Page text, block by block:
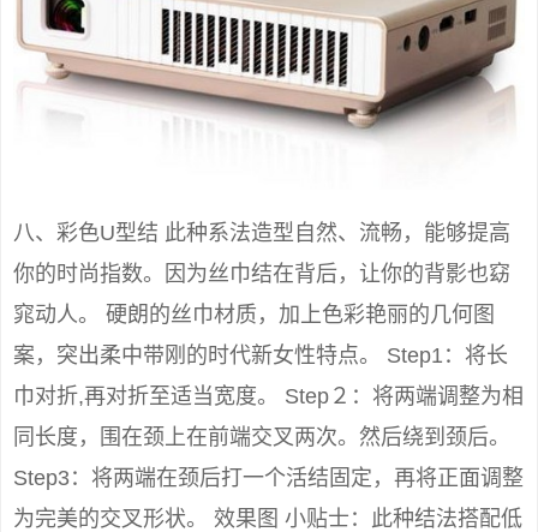
八、彩色U型结 此种系法造型自然、流畅，能够提高
你的时尚指数。因为丝巾结在背后，让你的背影也窈
窕动人。 硬朗的丝巾材质，加上色彩艳丽的几何图
案，突出柔中带刚的时代新女性特点。 Step1：将长
巾对折,再对折至适当宽度。 Step２：将两端调整为相
同长度，围在颈上在前端交叉两次。然后绕到颈后。
Step3：将两端在颈后打一个活结固定，再将正面调整
为完美的交叉形状。 效果图 小贴士：此种结法搭配低